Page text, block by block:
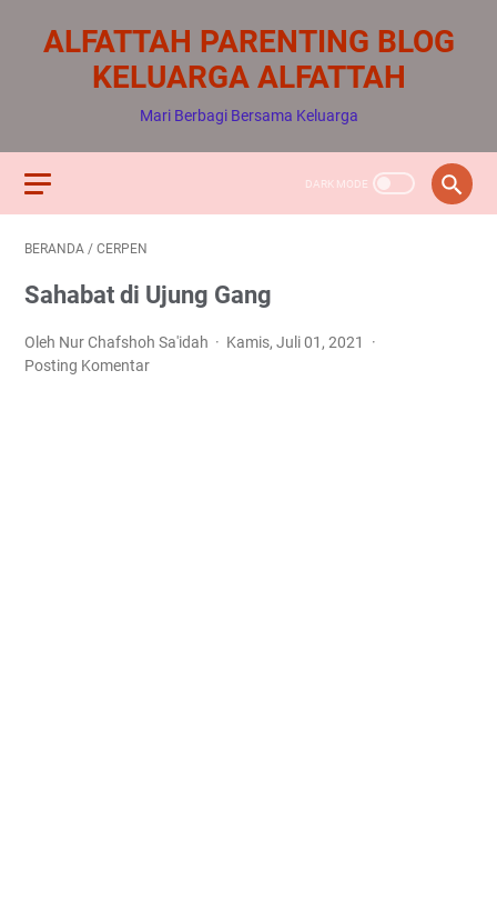
ALFATTAH PARENTING BLOG
KELUARGA ALFATTAH
Mari Berbagi Bersama Keluarga
BERANDA / CERPEN
Sahabat di Ujung Gang
Oleh Nur Chafshoh Sa'idah
Kamis, Juli 01, 2021
Posting Komentar